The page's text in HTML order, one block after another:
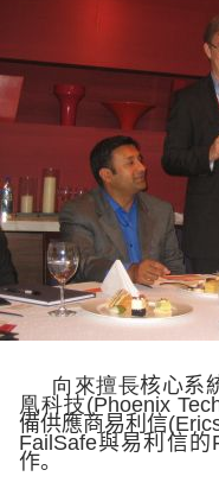
向來擅長核心系
凰科技(Phoenix
備供應商易利信(Eric
FailSafe與易利信的
作。